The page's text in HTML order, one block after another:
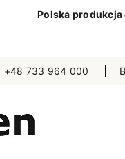
Polska produkcja
+48 733 964 000